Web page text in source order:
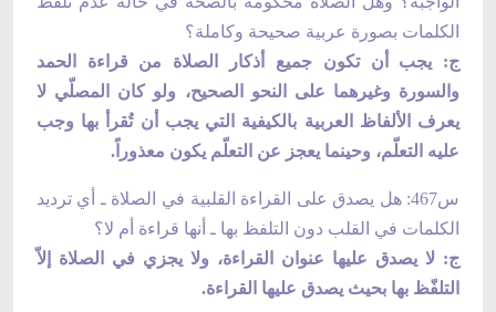
الكلمات بصورة عربية صحيحة وكاملة؟
ج: يجب أن تكون جميع أذكار الصلاة من قراءة الحمد
والسورة وغيرهما على النحو الصحيح، ولو كان المصلّي لا
يعرف الألفاظ العربية بالكيفية التي يجب أن تُقرأ بها وجب
عليه التعلّم، وحينما يعجز عن التعلّم يكون معذوراً.
س467: هل يصدق على القراءة القلبية في الصلاة ـ أي ترديد
الكلمات في القلب دون التلفظ بها ـ أنها قراءة أم لا؟
ج: لا يصدق عليها عنوان القراءة، ولا يجزي في الصلاة إلاّ
التلفّظ بها بحيث يصدق عليها القراءة.